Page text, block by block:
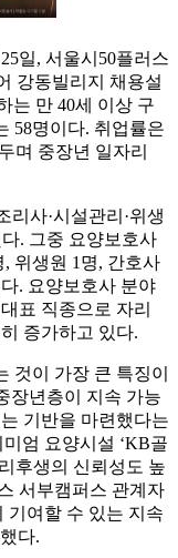
일, 서울시50플러스
강동빌리지 채용설
는 만 40세 이상 구
58명이다. 취업률은
며 중장년 일자리
리사·시설관리·위생
. 그중 요양보호사
, 위생원 1명, 간호사
. 요양보호사 분야
표 직종으로 자리
증가하고 있다.
것이 가장 큰 특징이
장년층이 지속 가능
기반을 마련했다는
엄 요양시설 ‘KB골
후생의 신뢰성도 높
서부캠퍼스 관계자
기여할 수 있는 지속
다.